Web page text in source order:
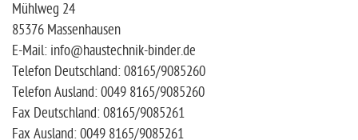
Mühlweg 24
85376 Massenhausen
E-Mail: info@haustechnik-binder.de
Telefon Deutschland: 08165/9085260
Telefon Ausland: 0049 8165/9085260
Fax Deutschland: 08165/9085261
Fax Ausland: 0049 8165/9085261